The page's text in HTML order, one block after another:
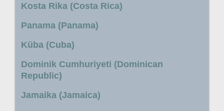
Kosta Rika (Costa Rica)
Panama (Panama)
Küba (Cuba)
Dominik Cumhuriyeti (Dominican
Republic)
Jamaika (Jamaica)